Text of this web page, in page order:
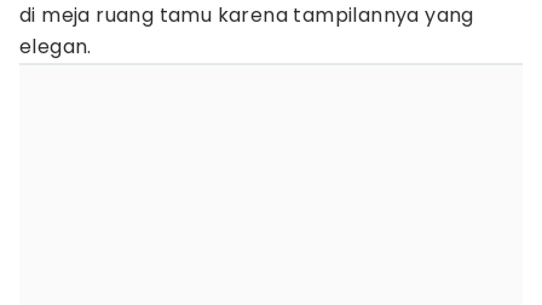
di meja ruang tamu karena tampilannya yang
elegan.